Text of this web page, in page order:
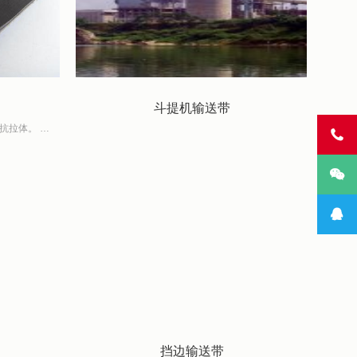
结构：采用棉帆布、尼龙或聚酯帆布做抗拉体。 特点：带体轻、薄、强力高、耐力疲劳、耐冲击、成槽性好、使用寿命长、EP帆布芯输送带还具有延伸率低、尺寸热稳定性好、湿强力高
斗提机输送带
挡边输送带


